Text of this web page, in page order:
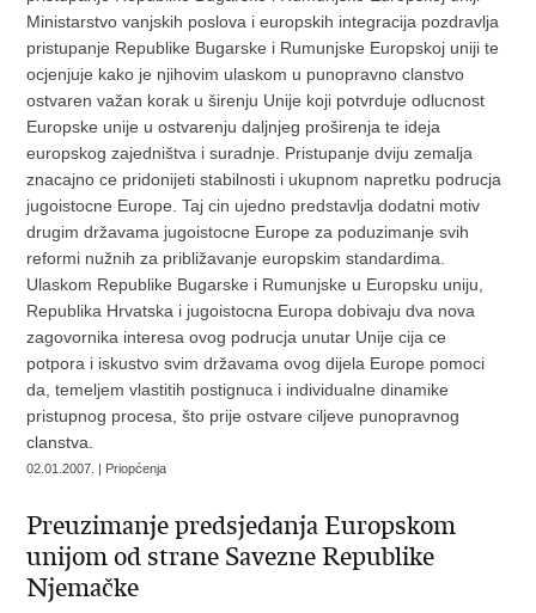
Ministarstvo vanjskih poslova i europskih integracija pozdravlja
pristupanje Republike Bugarske i Rumunjske Europskoj uniji te
ocjenjuje kako je njihovim ulaskom u punopravno clanstvo
ostvaren važan korak u širenju Unije koji potvrduje odlucnost
Europske unije u ostvarenju daljnjeg proširenja te ideja
europskog zajedništva i suradnje. Pristupanje dviju zemalja
znacajno ce pridonijeti stabilnosti i ukupnom napretku podrucja
jugoistocne Europe. Taj cin ujedno predstavlja dodatni motiv
drugim državama jugoistocne Europe za poduzimanje svih
reformi nužnih za približavanje europskim standardima.
Ulaskom Republike Bugarske i Rumunjske u Europsku uniju,
Republika Hrvatska i jugoistocna Europa dobivaju dva nova
zagovornika interesa ovog podrucja unutar Unije cija ce
potpora i iskustvo svim državama ovog dijela Europe pomoci
da, temeljem vlastitih postignuca i individualne dinamike
pristupnog procesa, što prije ostvare ciljeve punopravnog
clanstva.
02.01.2007. | Priopćenja
Preuzimanje predsjedanja Europskom
unijom od strane Savezne Republike
Njemačke